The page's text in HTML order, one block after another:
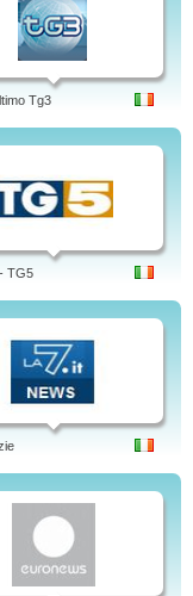
Tg3
TG5